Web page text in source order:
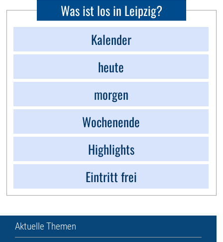
Was ist los in Leipzig?
Kalender
heute
morgen
Wochenende
Highlights
Eintritt frei
Aktuelle Themen